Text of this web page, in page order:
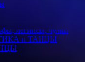
легинсы, чулки
и ТАНЦЫ